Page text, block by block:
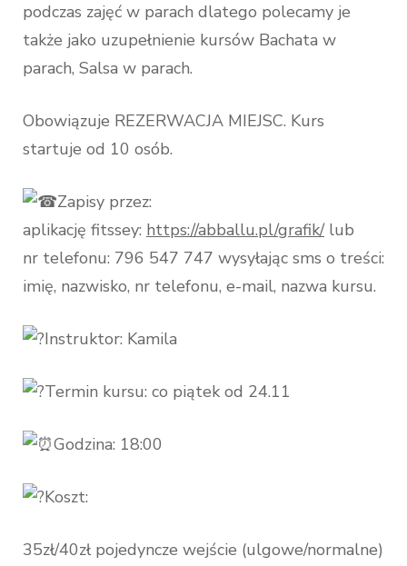
podczas zajęć w parach dlatego polecamy je
także jako uzupełnienie kursów Bachata w
parach, Salsa w parach.
Obowiązuje REZERWACJA MIEJSC. Kurs
startuje od 10 osób.
Zapisy przez:
aplikację fitssey: https://abballu.pl/grafik/lub
nr telefonu: 796 547 747 wysyłając sms o treści:
imię, nazwisko, nr telefonu, e-mail, nazwa kursu.
Instruktor: Kamila
Termin kursu: co piątek od 24.11
Godzina: 18:00
Koszt:
35zł/40zł pojedyncze wejście (ulgowe/normalne)